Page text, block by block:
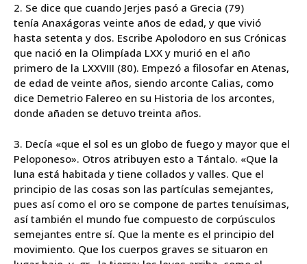
2. Se dice que cuando Jerjes pasó a Grecia (79)
tenía Anaxágoras veinte años de edad, y que vivió
hasta setenta y dos. Escribe Apolodoro en sus Crónicas
que nació en la Olimpíada LXX y murió en el año
primero de la LXXVIII (80). Empezó a filosofar en Atenas,
de edad de veinte años, siendo arconte Calias, como
dice Demetrio Falereo en su Historia de los arcontes,
donde añaden se detuvo treinta años.
3. Decía «que el sol es un globo de fuego y mayor que el
Peloponeso». Otros atribuyen esto a Tántalo. «Que la
luna está habitada y tiene collados y valles. Que el
principio de las cosas son las partículas semejantes,
pues así como el oro se compone de partes tenuísimas,
así también el mundo fue compuesto de corpúsculos
semejantes entre sí. Que la mente es el principio del
movimiento. Que los cuerpos graves se situaron en